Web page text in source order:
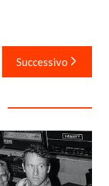
Successivo